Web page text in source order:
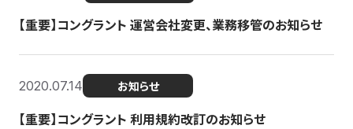
【重要】コングラント 運営会社変更、業務移管のお知らせ
2020.07.14 お知らせ
【重要】コングラント 利用規約改訂のお知らせ